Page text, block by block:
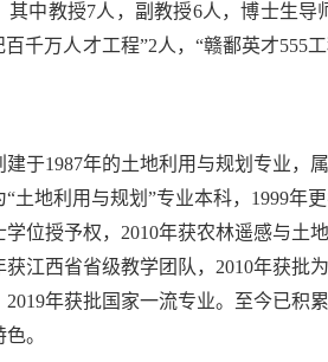
其中教授7人，副教授6人，博士生
千万人才工程”2人，“赣鄱英才555
于1987年的土地利用与规划专业，
土地利用与规划”专业本科，1999年
位授予权，2010年获农林遥感与土
江西省省级教学团队，2010年获批
年获批国家一流专业。至今已积
。